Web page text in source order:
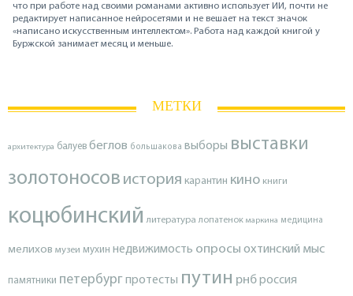
что при работе над своими романами активно использует ИИ, почти не
редактирует написанное нейросетями и не вешает на текст значок
«написано искусственным интеллектом». Работа над каждой книгой у
Буржской занимает месяц и меньше.
МЕТКИ
архитектура балуев беглов большакова выборы выставки
золотоносов история карантин кино книги
коцюбинский литература лопатенок маркина медицина
мелихов музеи мухин недвижимость опросы охтинский мыс
памятники петербургпротесты путин рнброссия